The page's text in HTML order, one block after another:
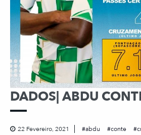
DADOS| ABDU
22 Fevereiro, 2021 abdu conte